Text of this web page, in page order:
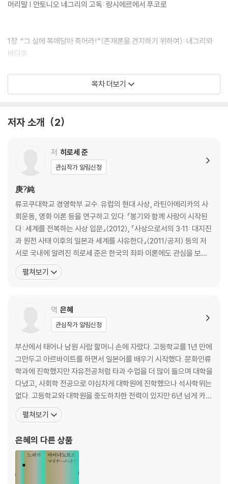
김없이 운동(들)과 함께였다. 하나는 2011년부터 세계 각지에서 나타난
주의’(금융자본에 의한 수탈) 비판에 근거해 전개된 반신자유주의 운동이
다.
그런데 여기서 중요한 것은 네그리가 운동과 함께 다시 등장했다는 점 자
체가 아니라 운동의 새로운 전개에 근거해 자신의 사유를 부단히 갱신하고
없이는 불가능하다. 이런 네그리의 혁명성과 동시대성이 『제국』 때처럼 이
학을 사용할 수 있을까? 이 모든 것 역시 우리의 운동에 달려 있는 것은 아
머리말 | 안토니오 네그리의 고독: 랑시에르에서 푸코로
1장. “그 실에 목매달아 죽어라!”(존재론을 견지하기 위하여): 네그리와
바디우
2장. 레닌 없이 코뮤니스트가 되는 것은 가능한가?(주체성을 놓지 않기 위
계기
4장. 분노인가, 치욕인가?(맑스주의 정치철학을 위하여): 네그리와 들뢰
나오는 말 백 투 더 퓨처!: 네그리와 푸코
감사의 말
원문 출처
1. 맑스 없이 코뮤니스트가 되는 것은 가능한가?(안토니오 네그리)
2. 사라지는 매개: 『유럽, 미국, 전쟁: 유럽의 매개에 관한 성찰』에 대한 서
평(안토니오 네그리)
3. 정세 아래에서 사유하다: 안토니오 네그리와 그 동시대인들
4. 에이해브의 치욕인가, 페달라의 용기인가?: 들뢰즈와 푸코
리』 소개
목차 더보기
저자 소개 2
저 히로세 준
관심작가 알림신청
庚?純
류코쿠대학교 경영학부 교수. 유럽의 현대 사상, 라틴아메리카의 사
회운동, 영화 이론 등을 연구하고 있다. 『봉기와 함께 사랑이 시작된
다: 세계를 전복하는 사상 입문』(2012), 『사상으로서의 3·11: 대지진
과 원전 사태 이후의 일본과 세계를 사유한다』(2011/공저) 등의 저
서로 국내에 알려진 히로세 준은 한국의 좌파 이론에도 관심을 보이
며 관련 연구서를 준비 중이다. 최근의 저서로 『세 가지 혁명: 들뢰
즈?가타리의 정치철학』(2017/공저), 『‘포스트 68년’과 우리: ‘현대
펼쳐보기
역 은혜
관심작가 알림신청
부산에서 태어나 남원 사람 할머니 손에 자랐다. 고등학교를 1년 만에
그만두고 아르바이트를 하면서 일본어를 배우기 시작했다. 문화인류
학과에 진학했지만 자유전공처럼 타과 수업을 더 많이 들으며 대학을
다녔고, 사회학 전공으로 야심차게 대학원에 진학했으나 석사학위는
없다. 고등학교와 대학원을 중도하차한 전력이 있지만 6년 넘게 카이
스트어학센터 소속 번역사로 일하는 의외의 꾸준함을 보이기도 했다.
『맑스 재장전: 자본주의와 코뮤니즘에 관한 대담』(2013, 공역), 『혁
이 알려주는 것들』(2018)을 우리말로 옮겼고
펼쳐보기
은혜의 다른 상품